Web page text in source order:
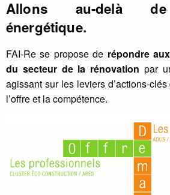
Allons au-delà de
énergétique.
FAI-Re se propose de répondre
du secteur de la rénovation par
agissant sur les leviers d’actions-
l’offre et la compétence.